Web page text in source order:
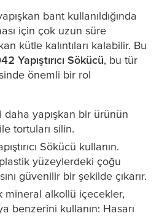
bant kullanıldığında
için çok uzun süre
kütle kalıntıları kalabilir. Bu
Yapıştırıcı Sökücü, bu tür
önemli bir rol
yapışkan bir ürünün
tortuları silin.
Sökücü kullanın.
yüzeylerdeki çoğu
güvenilir bir şekilde çıkarır.
mineral alkollü içecekler,
benzerini kullanın: Hasarı